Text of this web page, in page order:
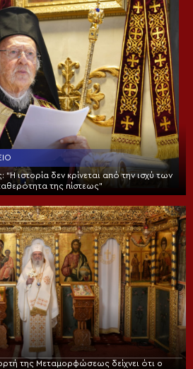
ιστορία δεν κρίνεται από την ισχύ των
της πίστεως”
της Μεταμορφώσεως δείχνει ότι ο